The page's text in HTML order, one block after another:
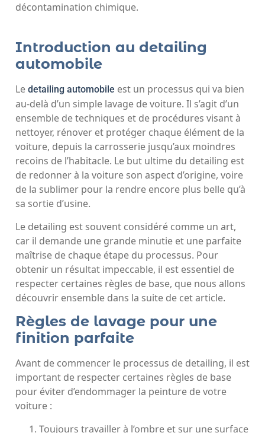
décontamination chimique.
Introduction au detailing
automobile
Le detailing automobile est un processus qui va bien
au-delà d’un simple lavage de voiture. Il s’agit d’un
ensemble de techniques et de procédures visant à
nettoyer, rénover et protéger chaque élément de la
voiture, depuis la carrosserie jusqu’aux moindres
recoins de l’habitacle. Le but ultime du detailing est
de redonner à la voiture son aspect d’origine, voire
de la sublimer pour la rendre encore plus belle qu’à
sa sortie d’usine.
Le detailing est souvent considéré comme un art,
car il demande une grande minutie et une parfaite
maîtrise de chaque étape du processus. Pour
obtenir un résultat impeccable, il est essentiel de
respecter certaines règles de base, que nous allons
découvrir ensemble dans la suite de cet article.
Règles de lavage pour une
finition parfaite
Avant de commencer le processus de detailing, il est
important de respecter certaines règles de base
pour éviter d’endommager la peinture de votre
voiture :
Toujours travailler à l’ombre et sur une surface